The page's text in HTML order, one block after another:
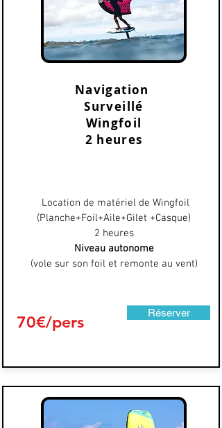
Navigation
Surveillé
Wingfoil
2 heures
Location de matériel de Wingfoil
(Planche+Foil+Aile+Gilet +Casque)
2 heures
Niveau autonome
(vole sur son foil et remonte au vent)
70€/pers Réserver